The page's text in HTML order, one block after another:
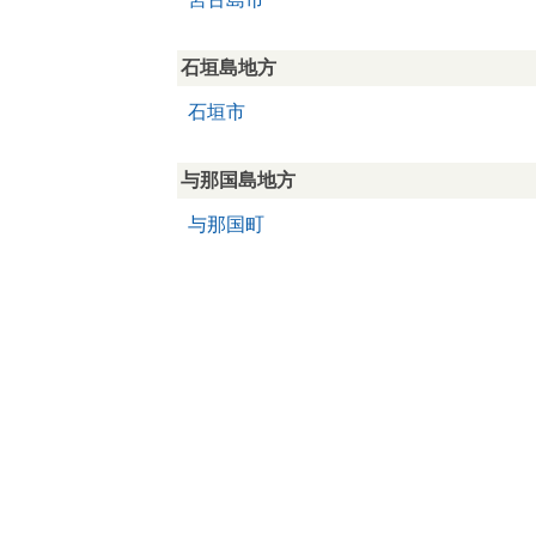
石垣島地方
石垣市
与那国島地方
与那国町